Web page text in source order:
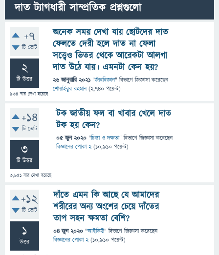
দাত ট্যাগধারী সাম্প্রতিক প্রশ্নগুলো
+7
টি ভোট
2
টি উত্তর
934 বার দেখা হয়েছে
অনেক সময় দেখা যায় ছোটদের দাত
ফেলতে দেরী হলে দাত না ফেলা
সত্ত্বেও ভিতর থেকে আরেকটা আলগা
দাত উঠে যায়। এমনটা কেন হয়?
26 জানুয়ারি 2021 "জীববিজ্ঞান" বিভাগে জিজ্ঞাসাকরেছেন
শোয়াইবুর রহমান (2,740 পয়েন্ট)
+14
টি ভোট
3
টি উত্তর
3,651 বার দেখা হয়েছে
টক জাতীয় ফল বা খাবার খেলে দাত
টক হয় কেন?
05 জুন 2020 "চিন্তা ও দক্ষতা" বিভাগে জিজ্ঞাসাকরেছেন
বিজ্ঞানের পোকা 2 (10,910 পয়েন্ট)
+12
টি ভোট
1
উত্তর
দাঁতে এমন কি আছে যে আমাদের
শরীরের অন্য অংশের চেয়ে দাঁতের
তাপ সহন ক্ষমতা বেশি?
04 জুন 2020 "আইকিউ" বিভাগে জিজ্ঞাসাকরেছেন
বিজ্ঞানের পোকা 2 (10,910 পয়েন্ট)